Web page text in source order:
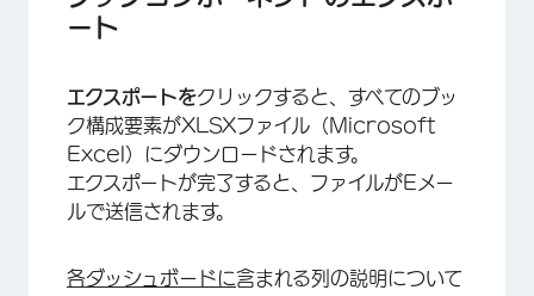
ート
エクスポートをクリックすると、すべてのブッ
ク構成要素がXLSXファイル（Microsoft
Excel）にダウンロードされます。
エクスポートが完了すると、ファイルがEメー
ルで送信されます。
各ダッシュボードに含まれる列の説明について